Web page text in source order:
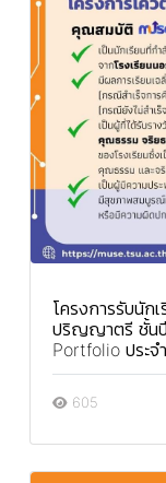
โครงการรับนัก
ปริญญาตรี ชั้นปี
Portfolio ประจ
605